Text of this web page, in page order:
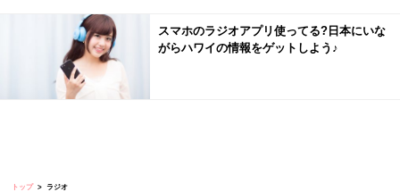
スマホのラジオアプリ使ってる?日本にいな
がらハワイの情報をゲットしよう♪
トップ ラジオ